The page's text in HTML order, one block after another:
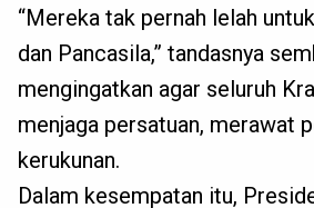
“Mereka tak pernah lelah
dan Pancasila,” tandasnya
mengingatkan agar seluruh
menjaga persatuan, merawat
kerukunan.
Dalam kesempatan itu,